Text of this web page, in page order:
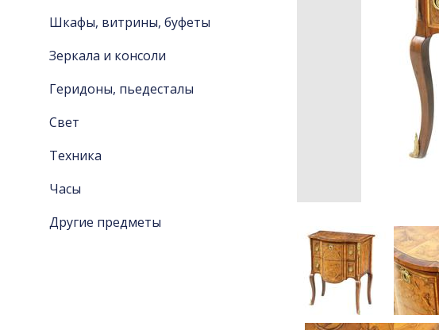
Шкафы, витрины, буфеты
Зеркала и консоли
Геридоны, пьедесталы
Свет
Техника
Часы
Другие предметы